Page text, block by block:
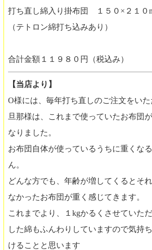
打ち直し綿入り掛布団 １５０×２１
（テトロン綿打ち込みあり）
合計金額１１９８０円（税込み）
【当店より】
O様には、毎年打ち直しのご注文をいた
旦那様は、これまで使っていたお布団
なりました。
お布団自体が使っているうちに重くな
ん。
どんな方でも、年齢が増してくるとそ
なかったお布団が重く感じてきます。
これまでより、１kgかるくさせていた
した綿もふんわりしていますので気持
けることと思います